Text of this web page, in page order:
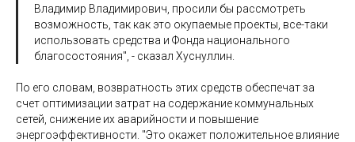
Владимир Владимирович, просили бы рассмотреть
возможность, так как это окупаемые проекты, все-таки
использовать средства и Фонда национального
благосостояния", - сказал Хуснуллин.
По его словам, возвратность этих средств обеспечат за
счет оптимизации затрат на содержание коммунальных
сетей, снижение их аварийности и повышение
энергоэффективности. "Это окажет положительное влияние